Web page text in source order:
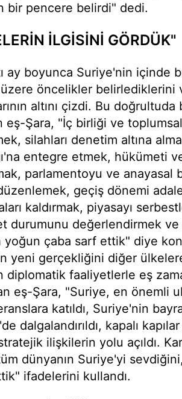
bir pencere belirdi" dedi.
İLGİSİNİ GÖRDÜK"
ay boyunca Suriye'nin içinde
öncelikler belirlediklerini
altını çizdi. Bu doğrultuda
eş-Şara, "İç birliği ve
silahları denetim altına
entegre etmek, hükümeti
parlamentoyu ve anayasal
geçiş dönemi
kaldırmak, piyasayı
durumunu değerlendirmek
çaba sarf ettik" diye
yeni gerçekliğini diğer
diplomatik faaliyetlerle eş
eş-Şara, "Suriye, en önemli
katıldı, Suriye'nin
'de dalgalandırıldı, kapalı
ilişkilerin yolu açıldı.
dünyanın Suriye'yi
ifadelerini kullandı.